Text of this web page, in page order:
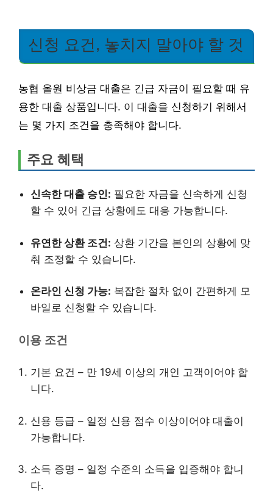
신청 요건, 놓치지 말아야 할 것
농협 올원 비상금 대출은 긴급 자금이 필요할 때 유
용한 대출 상품입니다. 이 대출을 신청하기 위해서
는 몇 가지 조건을 충족해야 합니다.
주요 혜택
신속한 대출 승인: 필요한 자금을 신속하게 신청
할 수 있어 긴급 상황에도 대응 가능합니다.
유연한 상환 조건: 상환 기간을 본인의 상황에 맞
춰 조정할 수 있습니다.
온라인 신청 가능: 복잡한 절차 없이 간편하게 모
바일로 신청할 수 있습니다.
이용 조건
기본 요건 – 만 19세 이상의 개인 고객이어야 합
니다.
신용 등급 – 일정 신용 점수 이상이어야 대출이
가능합니다.
소득 증명 – 일정 수준의 소득을 입증해야 합니
다.